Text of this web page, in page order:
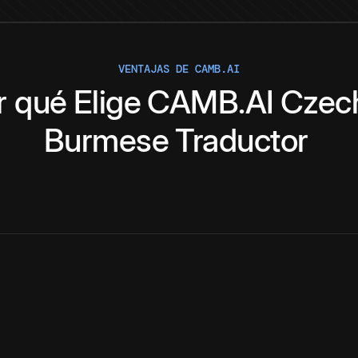
VENTAJAS DE CAMB.AI
qué EligeCAMB.AI
BurmeseTraductor